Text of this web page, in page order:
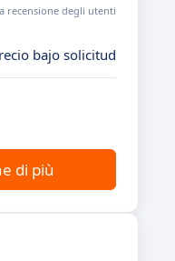
recensione degli utenti
bajo solicitud
di più